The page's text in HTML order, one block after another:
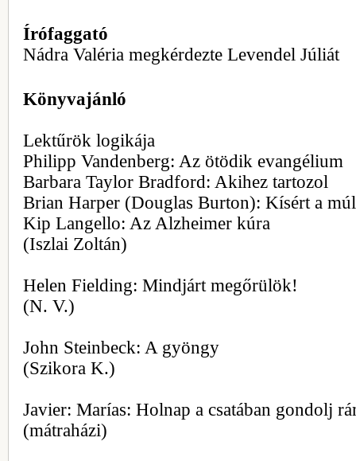
Írófaggató
Nádra Valéria megkérdezte Levendel Júliát
Könyvajánló
Lektűrök logikája
Philipp Vandenberg: Az ötödik evangélium
Barbara Taylor Bradford: Akihez tartozol
Brian Harper (Douglas Burton): Kísért a
Kip Langello: Az Alzheimer kúra
(Iszlai Zoltán)
Helen Fielding: Mindjárt megőrülök!
(N. V.)
John Steinbeck: A gyöngy
(Szikora K.)
Javier: Marías: Holnap a csatában gondolj
(mátraházi)